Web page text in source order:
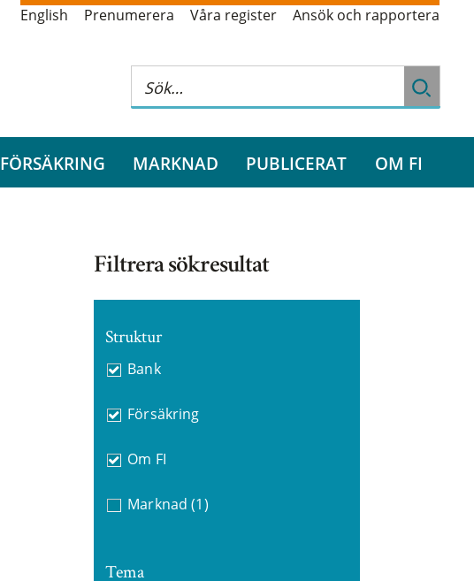
English Prenumerera Våra register Ansök och rapportera
FÖRSÄKRING MARKNAD PUBLICERAT OM FI
Filtrera sökresultat
Struktur
Bank
Försäkring
Om FI
Marknad (1)
Tema